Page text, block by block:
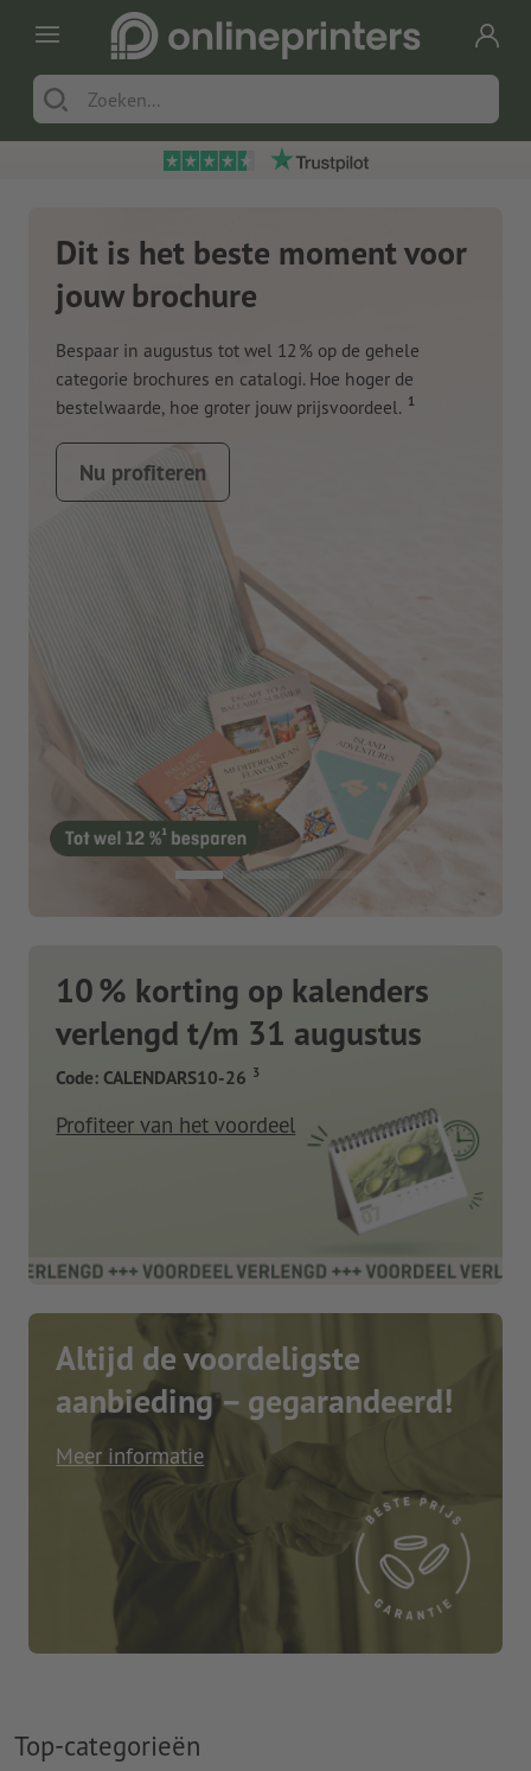
Dit is het beste moment voor
jouw brochure
Bespaar in augustus tot wel 12 % op de gehele
categorie brochures en catalogi. Hoe hoger de
bestelwaarde, hoe groter jouw prijsvoordeel. 1
Nu profiteren
10 % korting op kalenders
verlengd t/m 31 augustus
Code: CALENDARS10-26 3
Profiteer van het voordeel
Altijd de voordeligste
aanbieding – gegarandeerd!
Meer informatie
Top-categorieën